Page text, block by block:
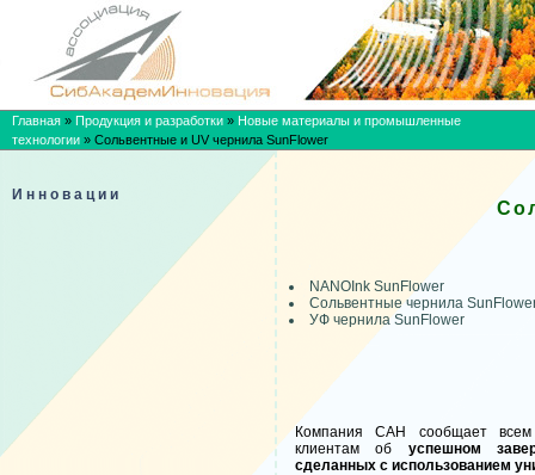
Главная » Продукция и разработки » Новые материалы и промышленные
технологии » Сольвентные и UV чернила SunFlower
Инновации
NANOInk SunFlower
Сольвентные чернила
УФ чернила SunFlower
Компания САН сообщает
клиентам об успешном
сделанных с использованием